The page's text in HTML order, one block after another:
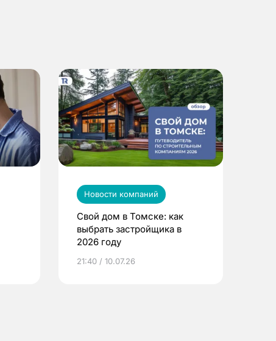
Новости компаний
Свой дом в Томске: как
выбрать застройщика в
2026 году
21:40 / 10.07.26